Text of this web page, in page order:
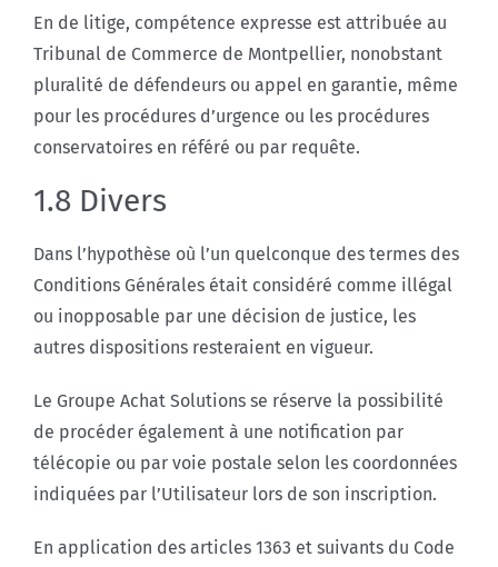
En de litige, compétence expresse est attribuée au
Tribunal de Commerce de Montpellier, nonobstant
pluralité de défendeurs ou appel en garantie, même
pour les procédures d’urgence ou les procédures
conservatoires en référé ou par requête.
1.8 Divers
Dans l’hypothèse où l’un quelconque des termes des
Conditions Générales était considéré comme illégal
ou inopposable par une décision de justice, les
autres dispositions resteraient en vigueur.
Le Groupe Achat Solutions se réserve la possibilité
de procéder également à une notification par
télécopie ou par voie postale selon les coordonnées
indiquées par l’Utilisateur lors de son inscription.
En application des articles 1363 et suivants du Code